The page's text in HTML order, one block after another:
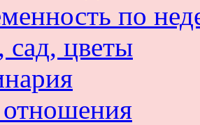
по
цветы